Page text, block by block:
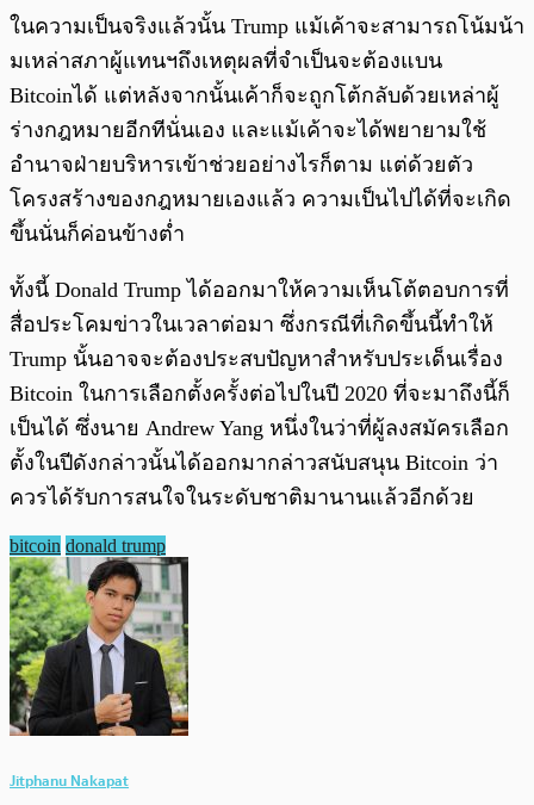
ในความเป็นจริงแล้วนั้น Trump แม้เค้าจะสามารถโน้มน้า
มเหล่าสภาผู้แทนฯถึงเหตุผลที่จำเป็นจะต้องแบน
Bitcoinได้ แต่หลังจากนั้นเค้าก็จะถูกโต้กลับด้วยเหล่าผู้
ร่างกฎหมายอีกทีนั่นเอง และแม้เค้าจะได้พยายามใช้
อำนาจฝ่ายบริหารเข้าช่วยอย่างไรก็ตาม แต่ด้วยตัว
โครงสร้างของกฎหมายเองแล้ว ความเป็นไปได้ที่จะเกิด
ขึ้นนั่นก็ค่อนข้างต่ำ
ทั้งนี้ Donald Trump ได้ออกมาให้ความเห็นโต้ตอบการที่
สื่อประโคมข่าวในเวลาต่อมา ซึ่งกรณีที่เกิดขึ้นนี้ทำให้
Trump นั้นอาจจะต้องประสบปัญหาสำหรับประเด็นเรื่อง
Bitcoin ในการเลือกตั้งครั้งต่อไปในปี 2020 ที่จะมาถึงนี้ก็
เป็นได้ ซึ่งนาย Andrew Yang หนึ่งในว่าที่ผู้ลงสมัครเลือก
ตั้งในปีดังกล่าวนั้นได้ออกมากล่าวสนับสนุน Bitcoin ว่า
ควรได้รับการสนใจในระดับชาติมานานแล้วอีกด้วย
bitcoin donald trump
Jitphanu Nakapat